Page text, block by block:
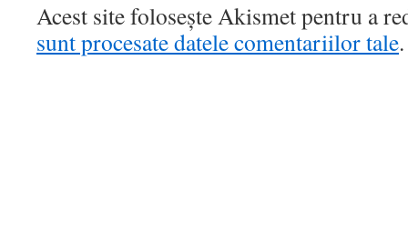
Acest site folosește Akismet pentru a
sunt procesate datele comentariilor tale.